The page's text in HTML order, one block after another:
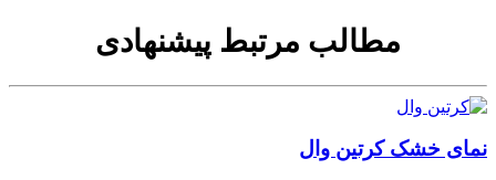
مطالب مرتبط پیشنهادی
نمای خشک کرتین وال